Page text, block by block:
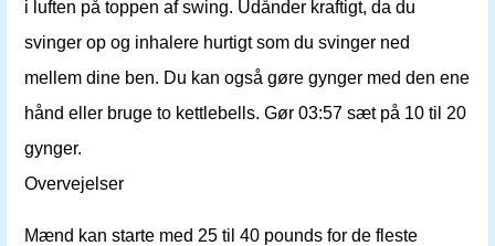
i luften på toppen af ​​swing. Udånder kraftigt, da du
svinger op og inhalere hurtigt som du svinger ned
mellem dine ben. Du kan også gøre gynger med den ene
hånd eller bruge to kettlebells. Gør 03:57 sæt på 10 til 20
gynger.
Overvejelser
Mænd kan starte med 25 til 40 pounds for de fleste